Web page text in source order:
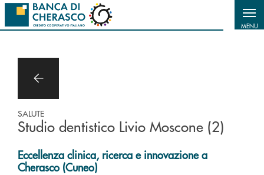
Salta al contenuto principale
MENU
SALUTE
Studio dentistico Livio Moscone (2)
Eccellenza clinica, ricerca e innovazione a
Cherasco (Cuneo)